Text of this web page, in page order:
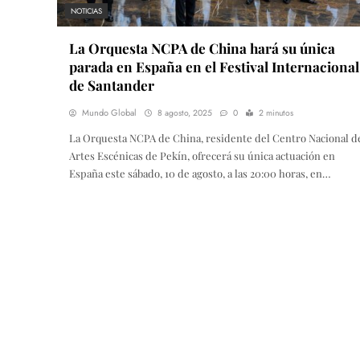
NOTICIAS
La Orquesta NCPA de China hará su única
parada en España en el Festival Internacional
de Santander
Mundo Global 8 agosto, 2025 0 2 minutos
La Orquesta NCPA de China, residente del Centro Nacional
Artes Escénicas de Pekín, ofrecerá su única actuación en
España este sábado, 10 de agosto, a las 20:00 horas, en…